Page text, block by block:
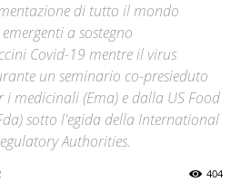
di tutto il mondo
a sostegno
Covid-19 mentre il virus
un seminario co-presieduto
i medicinali (Ema) e dalla US Food
sotto l'egida della International
Authorities.
404